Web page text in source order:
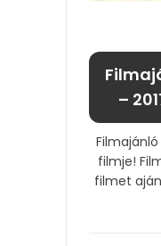
–
filmje!
filmet